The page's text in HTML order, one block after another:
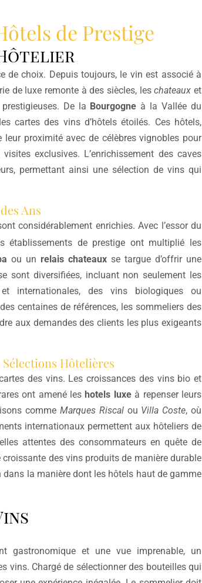
de Prestige
Hôtelier
de choix. Depuis toujours, le vin est associé à
de luxe remonte à des siècles, leschateaux et
De la Bourgogne à la Vallée du
cartes des vins d’hôtels étoilés. Ces hôtels,
proximité avec de célèbres vignobles pour
exclusives. L’enrichissement des caves
permettant ainsi une sélection de vins qui
Ans
considérablement enrichies. Avec l’essor du
établissements de prestige ont multiplié les
ou un relais chateauxse targue d’offrir une
sont diversifiées, incluant non seulement les
internationales, des vins biologiques ou
centaines de références, les sommeliers des
aux demandes des clients les plus exigeants
Hôtelières
des vins. Les croissances des vins bio et
ont amené leshotels luxeà repenser leurs
commeMarques Riscalou Villa Coste, où
internationaux permettent aux hôteliers de
attentes des consommateurs en quête de
des vins produits de manière durable
la manière dont les hôtels haut de gamme
gastronomique et une vue imprenable, un
vins. Chargé de sélectionner des bouteilles qui